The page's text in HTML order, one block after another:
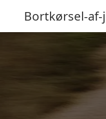
Bortkørsel-